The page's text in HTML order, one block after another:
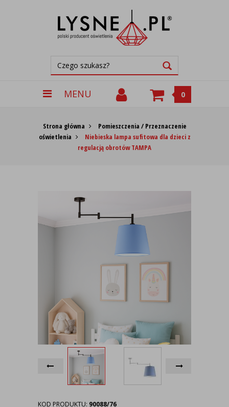
MENU 0
Strona główna
Pomieszczenia / Przeznaczenie
oświetlenia
Niebieska lampa sufitowa dla dzieci z
regulacją obrotów TAMPA
KOD PRODUKTU: 90088/76